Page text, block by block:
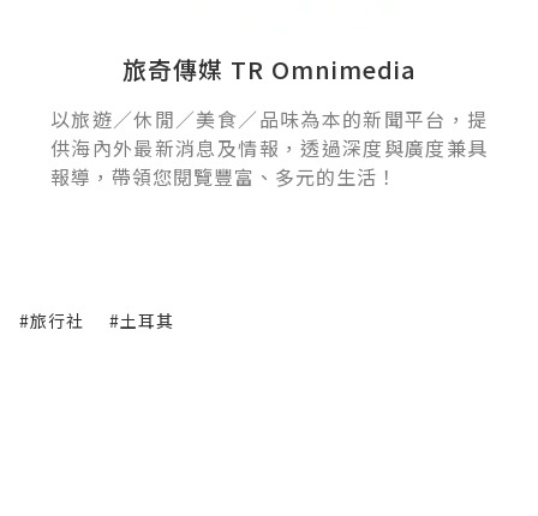
旅奇傳媒 TR Omnimedia
以旅遊／休閒／美食／品味為本的新聞平台，提
供海內外最新消息及情報，透過深度與廣度兼具
報導，帶領您閱覽豐富、多元的生活！
#旅行社 #土耳其